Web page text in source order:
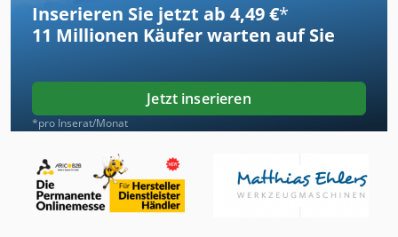
Inserieren Sie jetzt ab 4,49 €*
11 Millionen Käufer warten auf Sie
Jetzt inserieren
*pro Inserat/Monat